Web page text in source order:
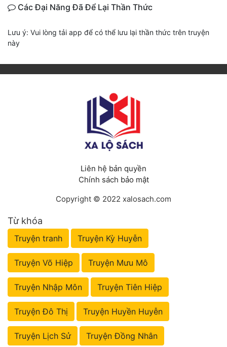
Các Đại Năng Đã Để Lại Thần Thức
Lưu ý: Vui lòng tải app để có thể lưu lại thần thức trên truyện
này
Liên hệ bản quyền
Chính sách bảo mật
Copyright © 2022 xalosach.com
Từ khóa
Truyện tranh Truyện Kỳ Huyễn
Truyện Võ Hiệp Truyện Mưu Mô
Truyện Nhập Môn Truyện Tiên Hiệp
Truyện Đô Thị Truyện Huyền Huyễn
Truyện Lịch Sử Truyện Đồng Nhân